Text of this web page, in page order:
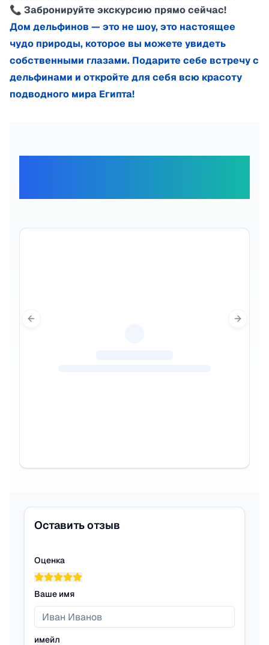
📞 Забронируйте экскурсию прямо сейчас!
Дом дельфинов — это не шоу, это настоящее
чудо природы, которое вы можете увидеть
собственными глазами. Подарите себе встречу с
дельфинами и откройте для себя всю красоту
подводного мира Египта!
Previous slide Next
Оставить отзыв
Оценка
Ваше имя
имейл